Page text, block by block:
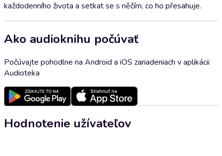
každodenního života a setkat se s něčím, co ho přesahuje.
Ako audioknihu počúvať
Počúvajte pohodlne na Android a iOS zariadeniach v aplikácii
Audioteka
Hodnotenie užívateľov